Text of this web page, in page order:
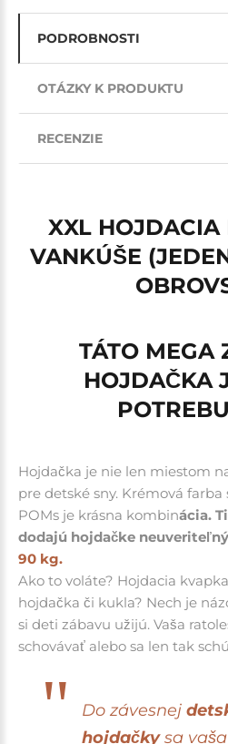
PODROBNOSTI
OTÁZKY K PRODUKTU
RECENZIE
XXL HOJDACIA
VANKÚŠE
TÁTO MEGA
HOJDAČKA
Hojdačka je nie len miestom
pre detské sny. Krémová farba
POMs je krásna kombinácia.
dodajú hojdačke neuveriteľný
90 kg.
Ako to voláte? Hojdacia
hojdačka či kukla? Nech je
si deti zábavu užijú. Vaša
schovávať alebo sa len tak
Do závesnej
hojdačkysa